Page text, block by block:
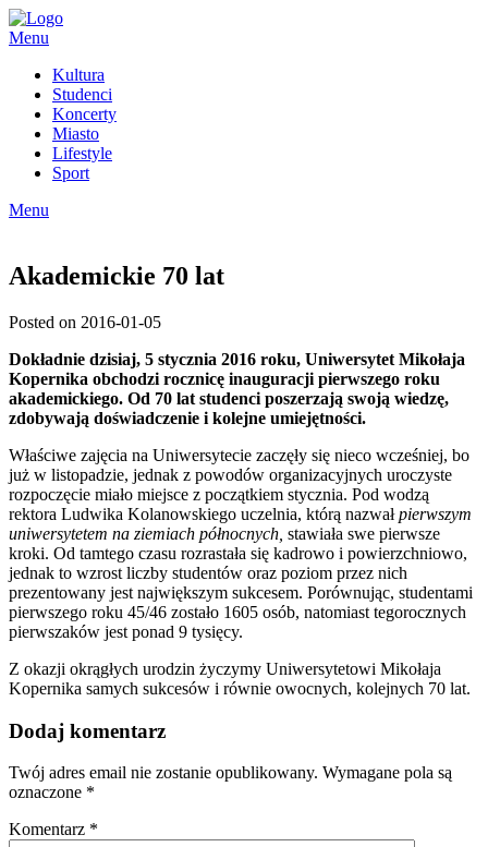
Skip
to
Menu
Kultura
Studenci
Koncerty
Miasto
Lifestyle
Sport
Menu
Akademickie 70 lat
Posted on 2016-01-05
Dokładnie dzisiaj, 5 stycznia 2016 roku, Uniwersytet Mikołaja
Kopernika obchodzi rocznicę inauguracji pierwszego roku
akademickiego. Od 70 lat studenci poszerzają swoją wiedzę,
zdobywają doświadczenie i kolejne umiejętności.
Właściwe zajęcia na Uniwersytecie zaczęły się nieco wcześniej, bo
już w listopadzie, jednak z powodów organizacyjnych uroczyste
rozpoczęcie miało miejsce z początkiem stycznia. Pod wodzą
rektora Ludwika Kolanowskiego uczelnia, którą nazwałpierwszym
uniwersytetem na ziemiach północnych, stawiała swe pierwsze
kroki. Od tamtego czasu rozrastała się kadrowo i powierzchniowo,
jednak to wzrost liczby studentów oraz poziom przez nich
prezentowany jest największym sukcesem. Porównując, studentami
pierwszego roku 45/46 zostało 1605 osób, natomiast tegorocznych
pierwszaków jest ponad 9 tysięcy.
Z okazji okrągłych urodzin życzymy Uniwersytetowi Mikołaja
Kopernika samych sukcesów i równie owocnych, kolejnych 70 lat.
Dodaj komentarz
Twój adres email nie zostanie opublikowany. Wymagane pola są
oznaczone *
Komentarz *